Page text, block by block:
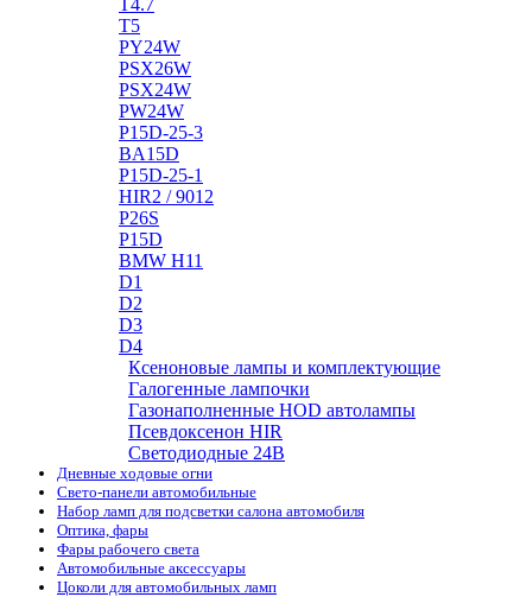
T5
PY24W
PSX26W
PSX24W
PW24W
P15D-25-3
BA15D
P15D-25-1
HIR2 / 9012
P26S
P15D
BMW H11
D1
D2
D3
D4
Ксеноновые лампы и комплектующие
Галогенные лампочки
Газонаполненные HOD автолампы
Псевдоксенон HIR
Cветодиодные 24B
Дневные ходовые огни
Свето-панели автомобильные
Набор ламп для подсветки салона автомобиля
Оптика, фары
Фары рабочего света
Автомобильные аксессуары
Цоколи для автомобильных ламп